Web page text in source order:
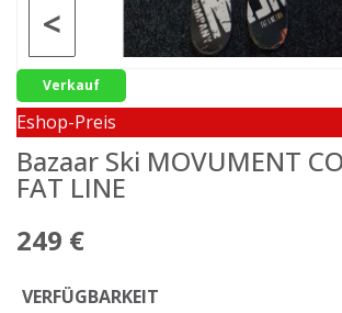
<
Verkauf
Eshop-Preis
Bazaar Ski MOVUMENT
FAT LINE
249 €
VERFÜGBARKEIT